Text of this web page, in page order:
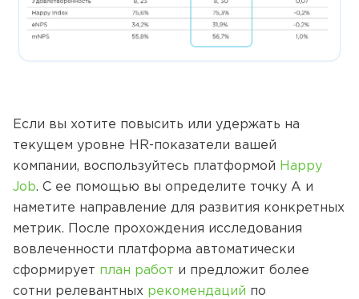
Если вы хотите повысить или удержать на
текущем уровне HR-показатели вашей
компании, воспользуйтесь платформой Happy
Job. С ее помощью вы определите точку А и
наметите направление для развития конкретных
метрик. После прохождения исследования
вовлеченности платформа автоматически
сформирует план работ и предложит более
сотни релевантных рекомендаций по